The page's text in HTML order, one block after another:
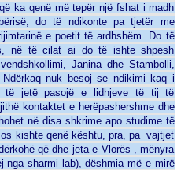
ka qenë më tepër një fshat i madh
do të ndikonte pa tjetër me
e poetit të ardhshëm. Do të
në të cilat ai do të ishte shpesh
Janina dhe Stambolli,
nuk besoj se ndikimi kaq i
të jetë pasojë e lidhjeve të tij të
kontaktet e herëpashershme dhe
në disa shkrime apo studime të
kishte qenë kështu, pra, pa vajtjet
që dhe jeta e Vlorës , mënyra
nga sharmi lab), dëshmia më e mirë